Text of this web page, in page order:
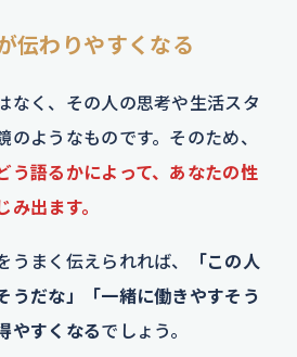
伝わりやすくなる
なく、その人の思考や生活スタ
のようなものです。そのため、
う語るかによって、あなたの性
出ます。
うまく伝えられれば、
「この人
うだな」「一緒に働きやすそう
やすくなるでしょう。